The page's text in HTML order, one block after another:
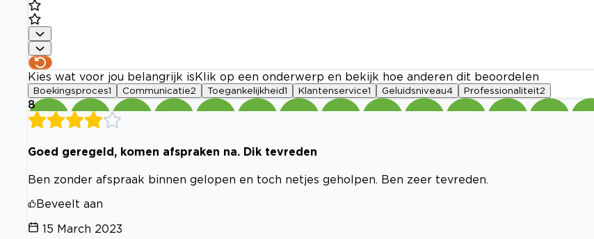
Kies wat voor jou belangrijk is Klik op een onderwerp en bekijk hoe anderen dit beoordelen
Boekingsproces1 Communicatie2 Toegankelijkheid1 Klantenservice1 Geluidsniveau4 Professionaliteit2
8
Goed geregeld, komen afspraken na. Dik tevreden
Ben zonder afspraak binnen gelopen en toch netjes geholpen. Ben zeer tevreden.
Beveelt aan
15 March 2023